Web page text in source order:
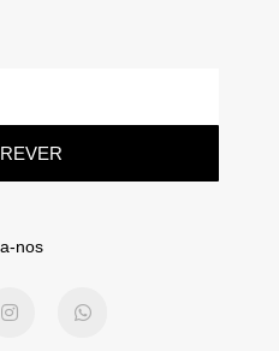
nos
n
h